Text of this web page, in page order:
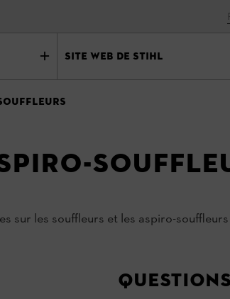
Site Web de STIHL
sur les souffleurs et les aspiro-